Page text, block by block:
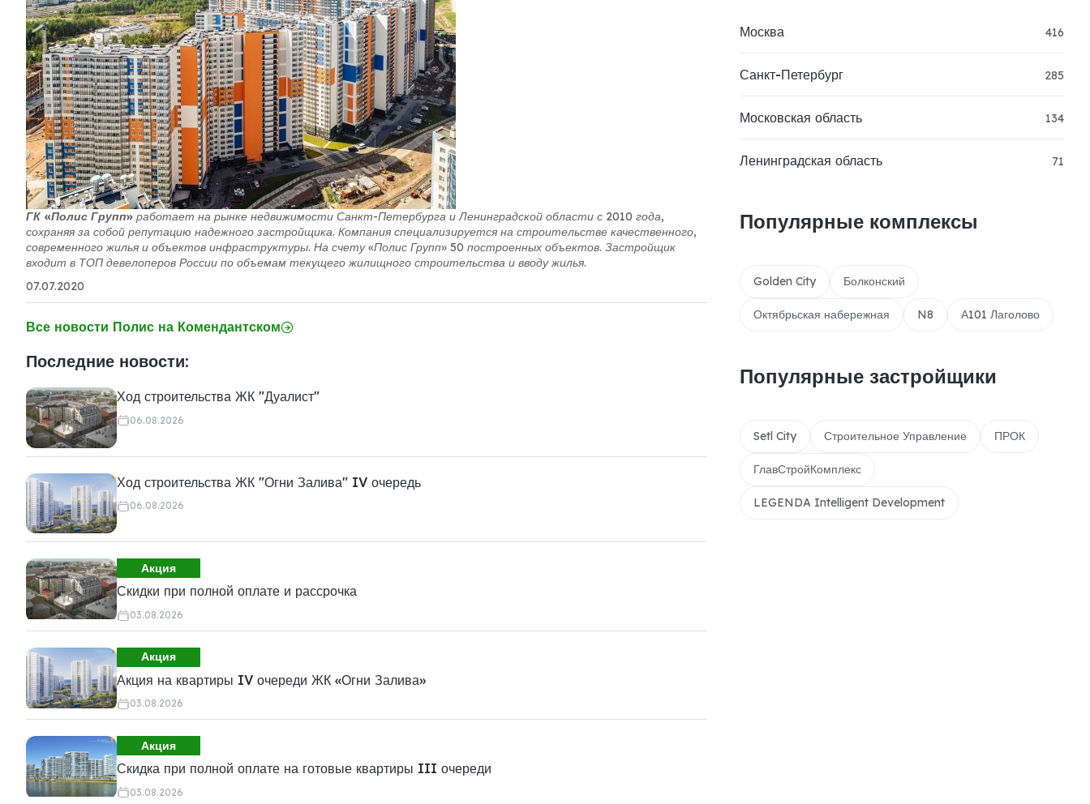
ГК «Полис Групп» работает на рынке недвижимости Санкт-Петербурга и Ленинградской области с 2010 года,
сохраняя за собой репутацию надежного застройщика. Компания специализируется на строительстве качественного,
современного жилья и объектов инфраструктуры. На счету «Полис Групп» 50 построенных объектов. Застройщик
входит в ТОП девелоперов России по объемам текущего жилищного строительства и вводу жилья.
07.07.2020
Все новости Полис на Комендантском
Последние новости:
Ход строительства ЖК "Дуалист"
06.08.2026
Ход строительства ЖК "Огни Залива" IV очередь
06.08.2026
Акция
Скидки при полной оплате и рассрочка
03.08.2026
Акция
Акция на квартиры IV очереди ЖК «Огни Залива»
03.08.2026
Акция
Скидка при полной оплате на готовые квартиры III очереди
03.08.2026
Москва 416
Санкт-Петербург 285
Московская область 134
Ленинградская область 71
Популярные комплексы
Golden City Болконский
Октябрьская набережная N8 А101 Лаголово
Популярные застройщики
Setl City Строительное Управление ПРОК
ГлавСтройКомплекс
LEGENDA Intelligent Development